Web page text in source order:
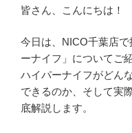
皆さん、こんにちは！
今日は、NICO千葉店
ーナイフ」についてご
ハイパーナイフがどん
できるのか、そして実
底解説します。